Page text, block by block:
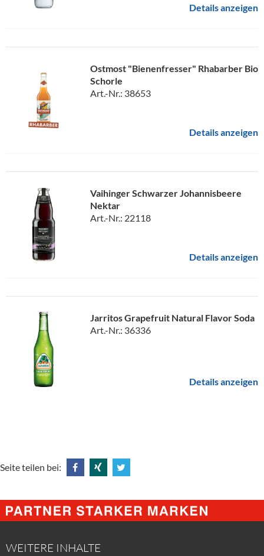
Details anzeigen
Ostmost "Bienenfresser" Rhabarber Bio
Schorle
Art.-Nr.: 38653
Details anzeigen
Vaihinger Schwarzer Johannisbeere
Nektar
Art.-Nr.: 22118
Details anzeigen
Jarritos Grapefruit Natural Flavor Soda
Art.-Nr.: 36336
Details anzeigen
Seite teilen bei:
@
Facebook
@
Xing
@
Twitter
WEITERE INHALTE